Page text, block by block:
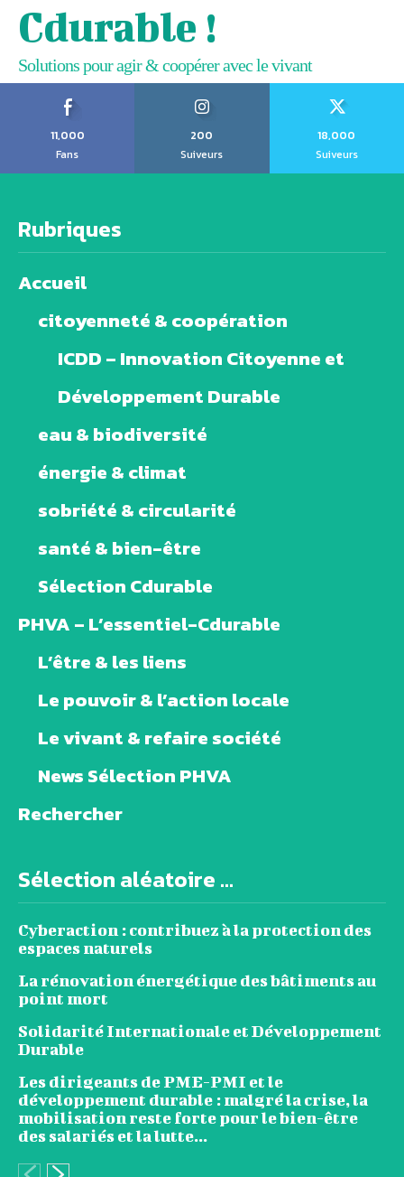
Cdurable !
Solutions pour agir & coopérer avec le vivant
11,000
Fans
200
Suiveurs
18,000
Suiveurs
Rubriques
Accueil
citoyenneté & coopération
ICDD – Innovation Citoyenne et
Développement Durable
eau & biodiversité
énergie & climat
sobriété & circularité
santé & bien-être
Sélection Cdurable
PHVA – L’essentiel-Cdurable
L’être & les liens
Le pouvoir & l’action locale
Le vivant & refaire société
News Sélection PHVA
Rechercher
Sélection aléatoire ...
Cyberaction : contribuez à la protection des
espaces naturels
La rénovation énergétique des bâtiments au
point mort
Solidarité Internationale et Développement
Durable
Les dirigeants de PME-PMI et le
développement durable : malgré la crise, la
mobilisation reste forte pour le bien-être
des salariés et la lutte...